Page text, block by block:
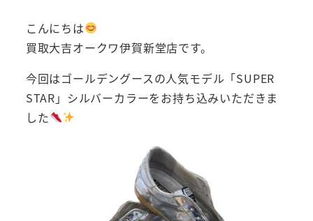
こんにちは
買取大吉オークワ伊賀新堂店です。
今回はゴールデングースの人気モデル「SUPER
STAR」シルバーカラーをお持ち込みいただきま
した